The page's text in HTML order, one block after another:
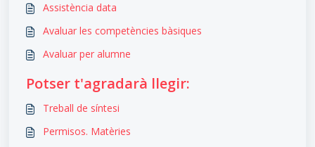
Assistència data
Avaluar les competències bàsiques
Avaluar per alumne
Potser t'agradarà llegir:
Treball de síntesi
Permisos. Matèries